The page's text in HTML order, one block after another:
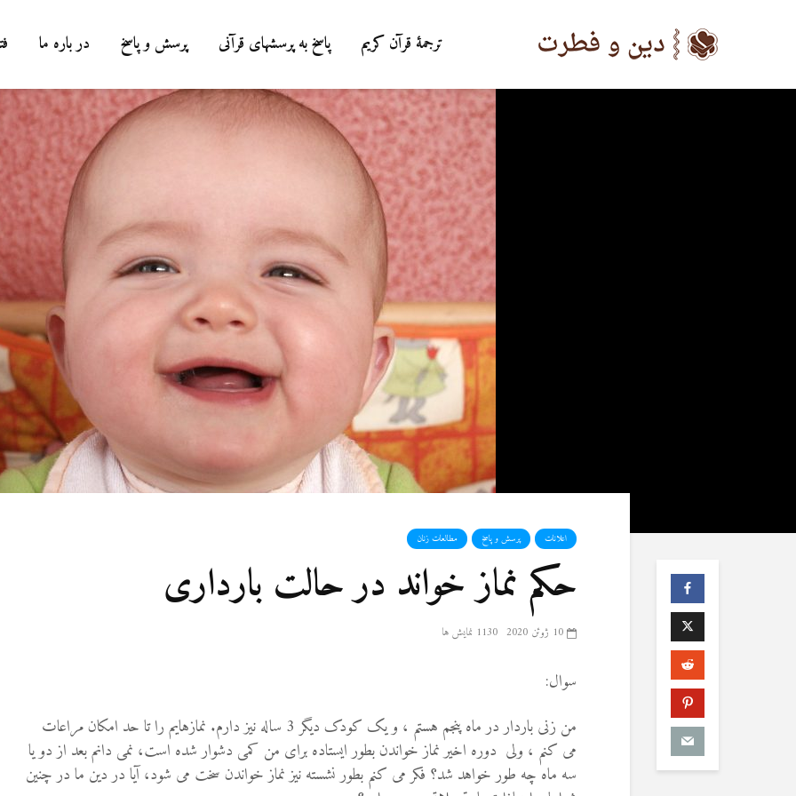
ترجمۀ قرآن کریم پاسخ به پرسشهای قرآنی پرسش و پاسخ در باره ما
اعلانات پرسش و پاسخ مطالعات زنان
حکم نماز خواند در حالت بارداری
10 ژوئن 2020 1130 نمایش ها
سوال:
من زنی باردار در ماه پنجم هستم ، و یک کودک دیگر 3 ساله نیز دارم. نمازهایم را تا حد امکان مراعات
می کنم ، ولی دوره اخیر نماز خواندن بطور ایستاده برای من کمی دشوار شده است، نمی دانم بعد از دو یا
سه ماه چه طور خواهد شد؟ فکر می کنم بطور نشسته نیز نماز خواندن سخت می شود، آیا در دین ما در چنین
درباره سنگ زدن به
شیطان و دویدن مردان
میان صفا و مروه
شوهرم به سراغ زن
رفته، اما مرا طلاق
نمی‌دهد. چه باید کرد؟
19 جولای 2026